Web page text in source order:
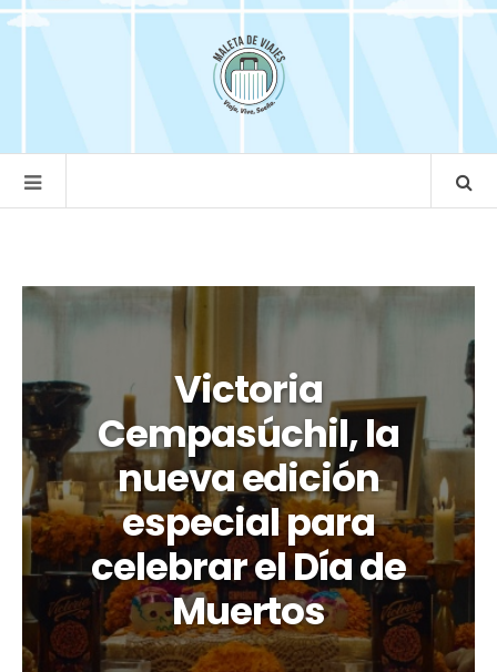
Victoria
Cempasúchil, la
nueva edición
especial para
celebrar el Día de
Muertos